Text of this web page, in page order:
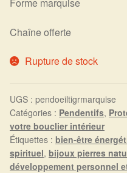
Ésotérisme : les
Arts Divinatoires :
Chaîne offerte
Rupture de stock
UGS : pendoeiltigrmarquise
Catégories : Pendentifs,
votre bouclier intérieur
Étiquettes : bien-être
spirituel, bijoux pierres
développement personnel